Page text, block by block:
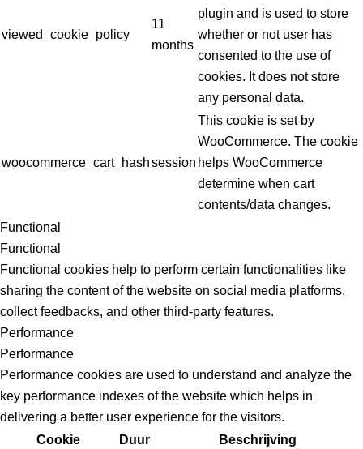
viewed_cookie_policy
11
months
plugin and is used to store
whether or not user has
consented to the use of
cookies. It does not store
any personal data.
woocommerce_cart_hashsession
This cookie is set by
WooCommerce. The cookie
helps WooCommerce
determine when cart
contents/data changes.
Functional
Functional
Functional cookies help to perform certain functionalities like
sharing the content of the website on social media platforms,
collect feedbacks, and other third-party features.
Performance
Performance
Performance cookies are used to understand and analyze the
key performance indexes of the website which helps in
delivering a better user experience for the visitors.
Cookie
Duur Beschrijving